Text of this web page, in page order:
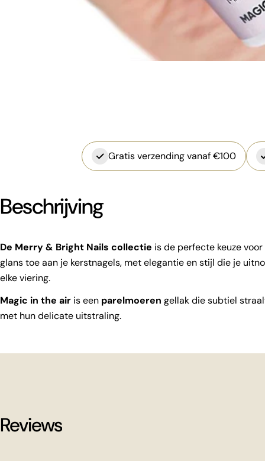
Gratis verzending vanaf €100
Beschrijving
De Merry & Bright Nails collectie is de perfecte keuze
glans toe aan je kerstnagels, met elegantie en stijl die je
elke viering.
Magic in the air is een parelmoeren gellak die subtiel
met hun delicate uitstraling.
Reviews